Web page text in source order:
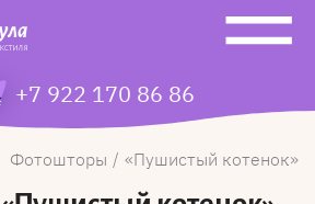
+7 922 170 86 86
Фотошторы Пушистый котенок